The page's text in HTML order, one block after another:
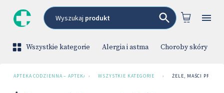
Wyszukaj produkt
Wszystkie kategorie Alergia i astma Choroby skóry
APTEKA CODZIENNA – APTEKA INTERNETOWA
› WSZYSTKIE KATEGORIE › ŻELE, MAŚCI